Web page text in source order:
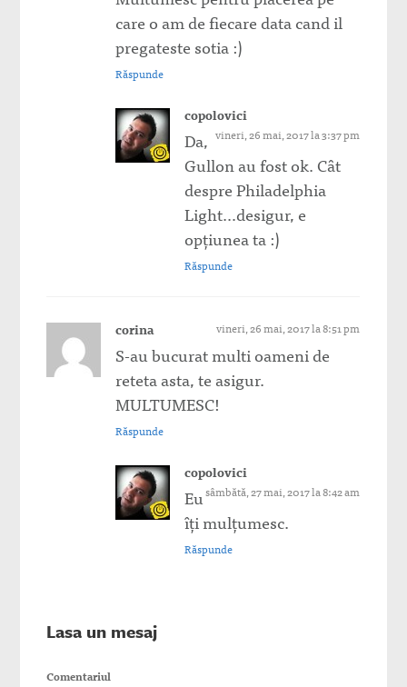
care o am de fiecare data cand il
pregateste sotia :)
Răspunde
copolovici
vineri, 26 mai, 2017 la 3:37 pm
Da,
Gullon au fost ok. Cât
despre Philadelphia
Light…desigur, e
opțiunea ta :)
Răspunde
corina vineri, 26 mai, 2017 la 8:51 pm
S-au bucurat multi oameni de
reteta asta, te asigur.
MULTUMESC!
Răspunde
copolovici
sâmbătă, 27 mai, 2017 la 8:42 am
Eu
îți mulțumesc.
Răspunde
Lasa un mesaj
Comentariul